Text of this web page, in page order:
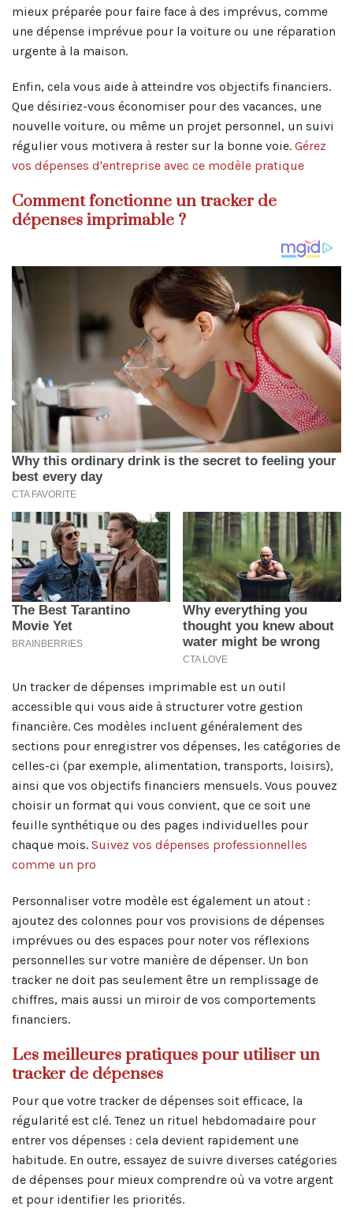
mieux préparée pour faire face à des imprévus, comme
une dépense imprévue pour la voiture ou une réparation
urgente à la maison.
Enfin, cela vous aide à atteindre vos objectifs financiers.
Que désiriez-vous économiser pour des vacances, une
nouvelle voiture, ou même un projet personnel, un suivi
régulier vous motivera à rester sur la bonne voie. Gérez
vos dépenses d'entreprise avec ce modèle pratique
Comment fonctionne un tracker de
dépenses imprimable ?
Un tracker de dépenses imprimable est un outil
accessible qui vous aide à structurer votre gestion
financière. Ces modèles incluent généralement des
sections pour enregistrer vos dépenses, les catégories de
celles-ci (par exemple, alimentation, transports, loisirs),
ainsi que vos objectifs financiers mensuels. Vous pouvez
choisir un format qui vous convient, que ce soit une
feuille synthétique ou des pages individuelles pour
chaque mois. Suivez vos dépenses professionnelles
comme un pro
Personnaliser votre modèle est également un atout :
ajoutez des colonnes pour vos provisions de dépenses
imprévues ou des espaces pour noter vos réflexions
personnelles sur votre manière de dépenser. Un bon
tracker ne doit pas seulement être un remplissage de
chiffres, mais aussi un miroir de vos comportements
financiers.
Les meilleures pratiques pour utiliser un
tracker de dépenses
Pour que votre tracker de dépenses soit efficace, la
régularité est clé. Tenez un rituel hebdomadaire pour
entrer vos dépenses : cela devient rapidement une
habitude. En outre, essayez de suivre diverses catégories
de dépenses pour mieux comprendre où va votre argent
et pour identifier les priorités.